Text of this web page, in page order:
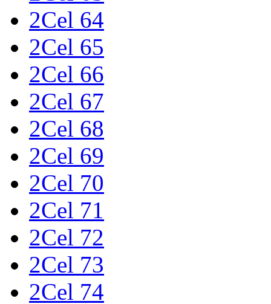
2Cel 64
2Cel 65
2Cel 66
2Cel 67
2Cel 68
2Cel 69
2Cel 70
2Cel 71
2Cel 72
2Cel 73
2Cel 74